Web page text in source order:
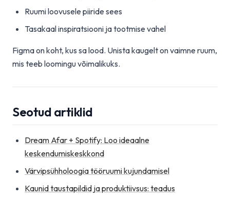
Ruumi loovusele piiride sees
Tasakaal inspiratsiooni ja tootmise vahel
Figma on koht, kus sa lood. Unista kaugelt on vaimne ruum,
mis teeb loomingu võimalikuks.
Seotud artiklid
Dream Afar + Spotify: Loo ideaalne
keskendumiskeskkond
Värvipsühholoogia tööruumi kujundamisel
Kaunid taustapildid ja produktiivsus: teadus